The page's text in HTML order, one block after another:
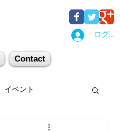
ログイン
Contact
イベント